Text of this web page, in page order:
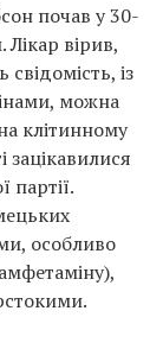
почав у 30-
Лікар вірив,
із
можна
клітинному
зацікавилися
партії.
особливо